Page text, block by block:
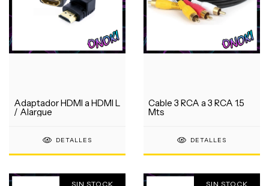
Adaptador HDMI a HDMI L
/ Alargue
DETALLES
Cable 3 RCA a 3 RCA 1.5
Mts
DETALLES
SIN STOCK SIN STOCK